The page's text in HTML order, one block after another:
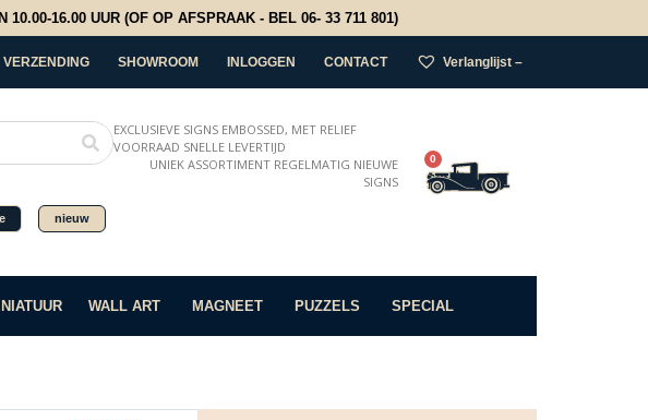
16.00 UUR (OF OP AFSPRAAK - BEL 06- 33 711 801)
VERZENDING SHOWROOM INLOGGEN CONTACT Verlanglijst –
nieuw
EXCLUSIEVE SIGNS EMBOSSED, MET RELIEF
VOORRAAD SNELLE LEVERTIJD
UNIEK ASSORTIMENT REGELMATIG NIEUWE
SIGNS
0
WALL ART MAGNEET PUZZELS SPECIAL